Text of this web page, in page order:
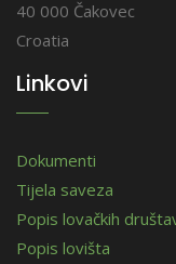
40 000 Čakovec
Croatia
Linkovi
Dokumenti
Tijela saveza
Popis lovačkih
Popis lovišta